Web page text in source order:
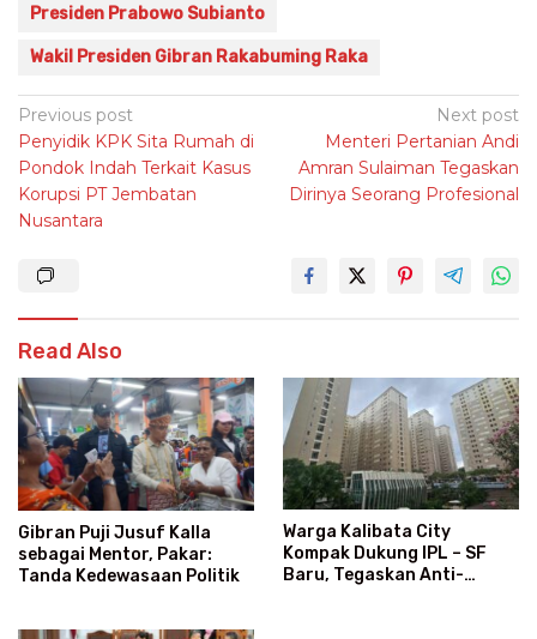
Presiden Prabowo Subianto
Wakil Presiden Gibran Rakabuming Raka
Post
navigation
Previous post
Penyidik KPK Sita Rumah di
Pondok Indah Terkait Kasus
Korupsi PT Jembatan
Nusantara
Next post
Menteri Pertanian Andi
Amran Sulaiman Tegaskan
Dirinya Seorang Profesional
Read Also
Gibran Puji Jusuf Kalla
sebagai Mentor, Pakar:
Tanda Kedewasaan Politik
Warga Kalibata City
Kompak Dukung IPL – SF
Baru, Tegaskan Anti-